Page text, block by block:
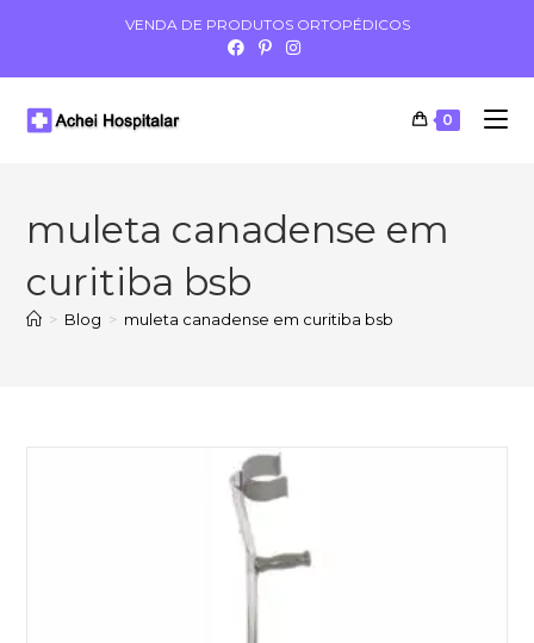
VENDA DE PRODUTOS ORTOPÉDICOS
0
muleta canadense em
curitiba bsb
> Blog > muleta canadense em curitiba bsb